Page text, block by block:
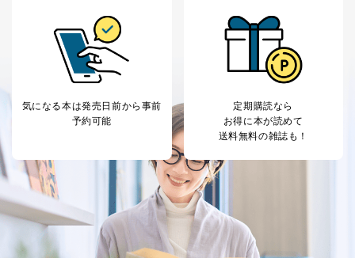
気になる本は発売日前から事前
予約可能
定期購読なら
お得に本が読めて
送料無料の雑誌も！